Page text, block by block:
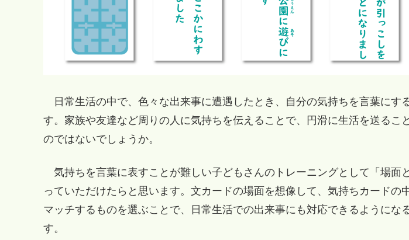
日常生活の中で、色々な出来事に遭遇したとき、自分の気持ちを言葉にす
す。家族や友達など周りの人に気持ちを伝えることで、円滑に生活を送るこ
のではないでしょうか。
気持ちを言葉に表すことが難しい子どもさんのトレーニングとして「場面
っていただけたらと思います。文カードの場面を想像して、気持ちカードの
マッチするものを選ぶことで、日常生活での出来事にも対応できるようにな
す。